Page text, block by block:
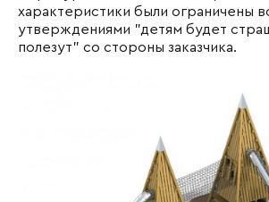
характеристики были ограничены
утверждениями "детям будет
полезут" со стороны заказчика.